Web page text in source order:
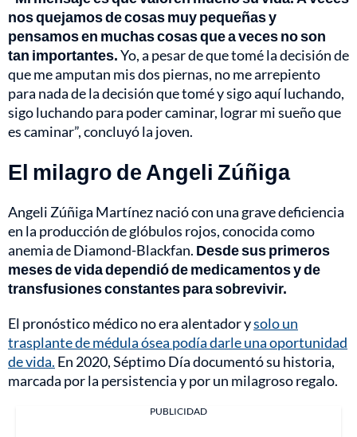
nos quejamos de cosas muy pequeñas y
pensamos en muchas cosas que a veces no son
tan importantes.Yo, a pesar de que tomé la decisión de
que me amputan mis dos piernas, no me arrepiento
para nada de la decisión que tomé y sigo aquí luchando,
sigo luchando para poder caminar, lograr mi sueño que
es caminar”, concluyó la joven.
El milagro de Angeli Zúñiga
Angeli Zúñiga Martínez nació con una grave deficiencia
en la producción de glóbulos rojos, conocida como
anemia de Diamond-Blackfan. Desde sus primeros
meses de vida dependió de medicamentos y de
transfusiones constantes para sobrevivir.
El pronóstico médico no era alentador ysolo un
trasplante de médula ósea podía darle una oportunidad
de vida. En 2020, Séptimo Día documentó su historia,
marcada por la persistencia y por un milagroso regalo.
PUBLICIDAD